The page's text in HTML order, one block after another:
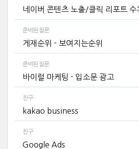
네이버 콘텐츠 노출/클릭 리포트 수
준비된질문
게재순위 - 보여지는순위
준비된질문
바이럴 마케팅 - 입소문 광고
친구
kakao business
친구
Google Ads